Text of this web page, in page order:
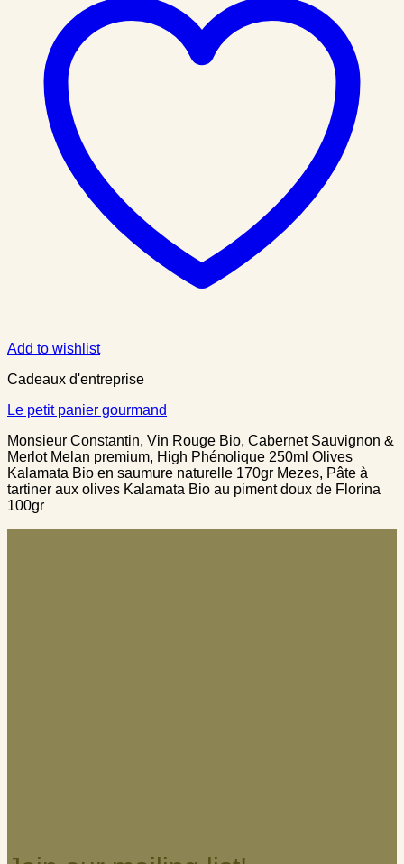
Add to wishlist
Cadeaux d'entreprise
Le petit panier gourmand
Monsieur Constantin, Vin Rouge Bio, Cabernet Sauvignon &
Merlot Melan premium, High Phénolique 250ml Olives
Kalamata Bio en saumure naturelle 170gr Mezes, Pâte à
tartiner aux olives Kalamata Bio au piment doux de Florina
100gr